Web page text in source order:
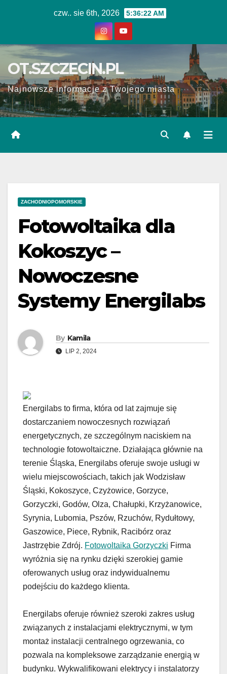
czw.. sie 6th, 2026 5:36:22 AM
OT.SZCZECIN.PL
Najnowsze informacje z Twojego miasta
ZACHODNIOPOMORSKIE
Fotowoltaika dla
Kokoszyc –
Nowoczesne
Systemy Energilabs
By Kamila
LIP 2, 2024
Energilabs to firma, która od lat zajmuje się
dostarczaniem nowoczesnych rozwiązań
energetycznych, ze szczególnym naciskiem na
technologie fotowoltaiczne. Działająca głównie na
terenie Śląska, Energilabs oferuje swoje usługi w
wielu miejscowościach, takich jak Wodzisław
Śląski, Kokoszyce, Czyżowice, Gorzyce,
Gorzyczki, Godów, Olza, Chałupki, Krzyżanowice,
Syrynia, Lubomia, Pszów, Rzuchów, Rydułtowy,
Gaszowice, Piece, Rybnik, Racibórz oraz
Jastrzębie Zdrój. Fotowoltaika Gorzyczki Firma
wyróżnia się na rynku dzięki szerokiej gamie
oferowanych usług oraz indywidualnemu
podejściu do każdego klienta.
Energilabs oferuje również szeroki zakres usług
związanych z instalacjami elektrycznymi, w tym
montaż instalacji centralnego ogrzewania, co
pozwala na kompleksowe zarządzanie energią w
budynku. Wykwalifikowani elektrycy i instalatorzy